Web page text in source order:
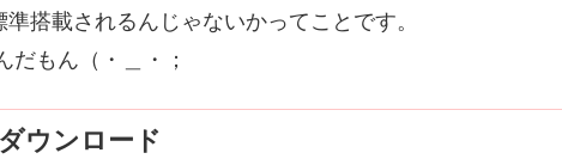
搭載されるんじゃないかってことです。
だもん（・＿・；
ウンロード